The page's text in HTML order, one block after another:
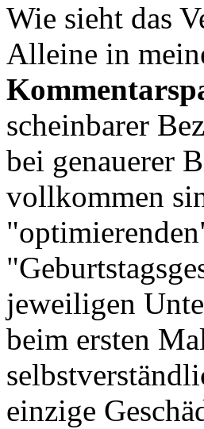
Wie sieht das
Alleine in
scheinbarer
bei genauerer
vollkommen
jeweiligen
beim ersten
einzige